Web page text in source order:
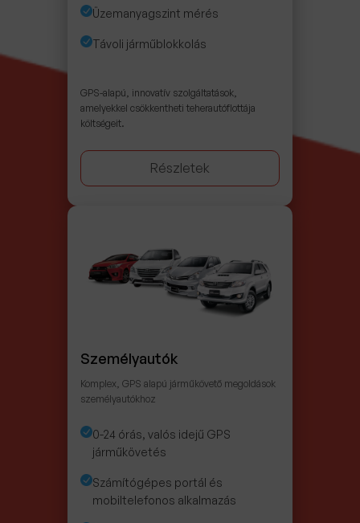
Üzemanyagszint mérés
Távoli járműblokkolás
GPS-alapú, innovatív szolgáltatások,
amelyekkel csökkentheti teherautóflottája
költségeit.
Részletek
Személyautók
Komplex, GPS alapú járműkövető megoldások
személyautókhoz
0-24 órás, valós idejű GPS
járműkövetés
Számítógépes portál és
mobiltelefonos alkalmazás